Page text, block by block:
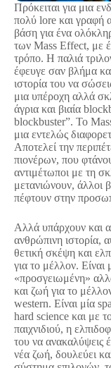
Πρόκειται για μια
πολύ lore και γραφή
βάση για ένα
των Mass Effect, με
τρόπο. Η παλιά
έφευγε σαν βλήμα
ιστορία του να
μια υπέροχη αλλά
άγρια και βιαία
blockbuster”. Το
μια εντελώς
Αποτελεί την
πιονέρων, που
αντιμέτωποι με τη
μετανιώνουν, άλλοι
πέφτουν στην
Αλλά υπάρχουν και
ανθρώπινη ιστορία,
θετική σκέψη και
για το μέλλον. Είναι
«προσγειωμένη»
και ζωή για το
western. Είναι μία
hard science και με
παιχνιδιού, η
του να ανακαλύψεις
νέα ζωή, δουλεύει